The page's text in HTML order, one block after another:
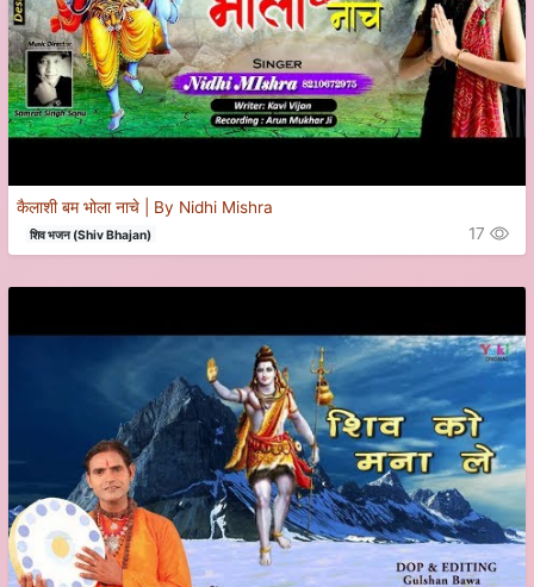
कैलाशी बम भोला नाचे | By Nidhi Mishra
शिव भजन (Shiv Bhajan) 17